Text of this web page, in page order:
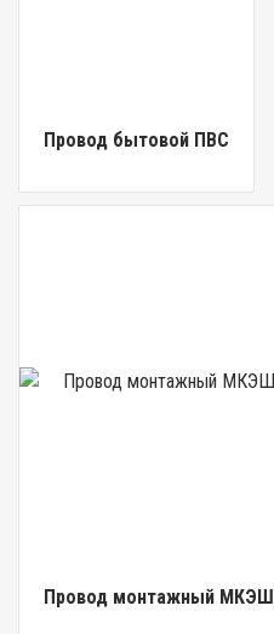
Провод бытовой ПВС
Провод монтажный МКЭШ